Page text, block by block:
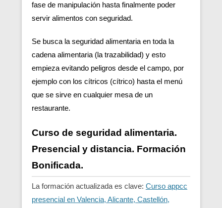
fase de manipulación hasta finalmente poder
servir alimentos con seguridad.
Se busca la seguridad alimentaria en toda la
cadena alimentaria (la trazabilidad) y esto
empieza evitando peligros desde el campo, por
ejemplo con los cítricos (cítrico) hasta el menú
que se sirve en cualquier mesa de un
restaurante.
Curso de seguridad alimentaria.
Presencial y distancia. Formación
Bonificada.
La formación actualizada es clave: Curso appcc
presencial en Valencia, Alicante, Castellón,